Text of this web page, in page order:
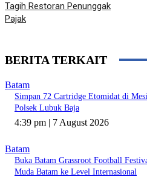
Tagih Restoran Penunggak
Pajak
BERITA TERKAIT
Batam
Simpan 72 Cartridge Etomidat di
Polsek Lubuk Baja
4:39 pm | 7 August 2026
Batam
Buka Batam Grassroot Football
Muda Batam ke Level Internasional